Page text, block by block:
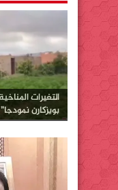
التغيرات
بويزكارن نمودجا”